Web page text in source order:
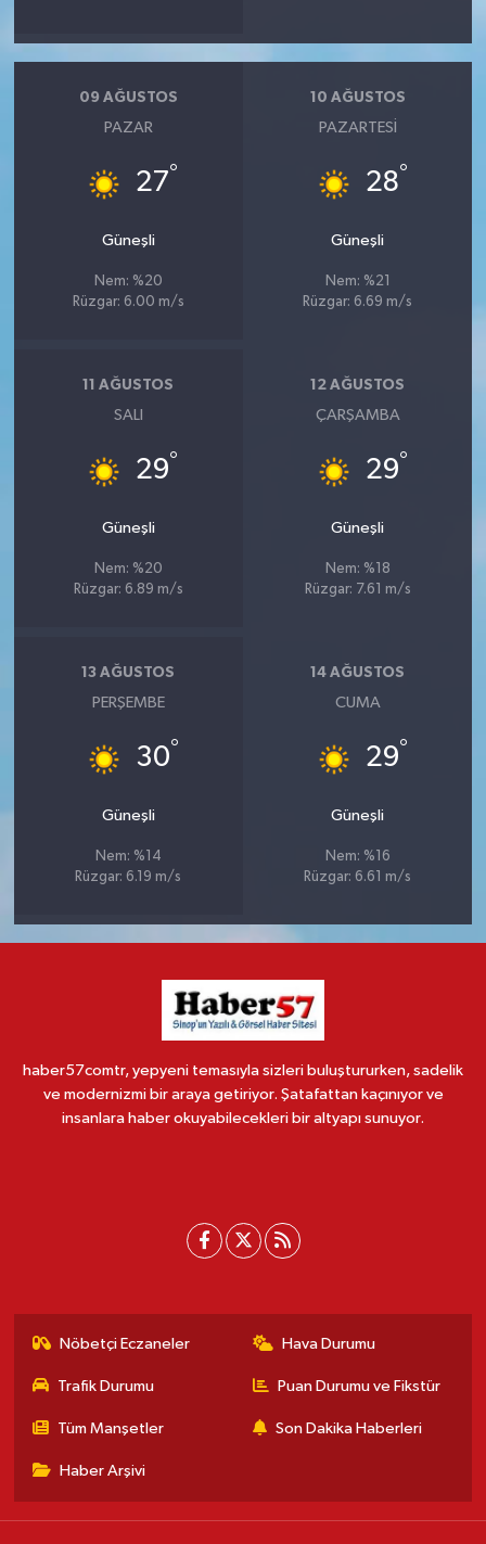
09 AĞUSTOS
PAZAR
27°
Güneşli
Nem: %20
Rüzgar: 6.00 m/s
10 AĞUSTOS
PAZARTESI
28°
Güneşli
Nem: %21
Rüzgar: 6.69 m/s
11 AĞUSTOS
SALI
29°
Güneşli
Nem: %20
Rüzgar: 6.89 m/s
12 AĞUSTOS
ÇARŞAMBA
29°
Güneşli
Nem: %18
Rüzgar: 7.61 m/s
13 AĞUSTOS
PERŞEMBE
30°
Güneşli
Nem: %14
Rüzgar: 6.19 m/s
14 AĞUSTOS
CUMA
29°
Güneşli
Nem: %16
Rüzgar: 6.61 m/s
haber57comtr, yepyeni temasıyla sizleri buluştururken, sadelik
ve modernizmi bir araya getiriyor. Şatafattan kaçınıyor ve
insanlara haber okuyabilecekleri bir altyapı sunuyor.
Nöbetçi Eczaneler Hava Durumu
Trafik Durumu Puan Durumu ve Fikstür
Tüm Manşetler Son Dakika Haberleri
Haber Arşivi